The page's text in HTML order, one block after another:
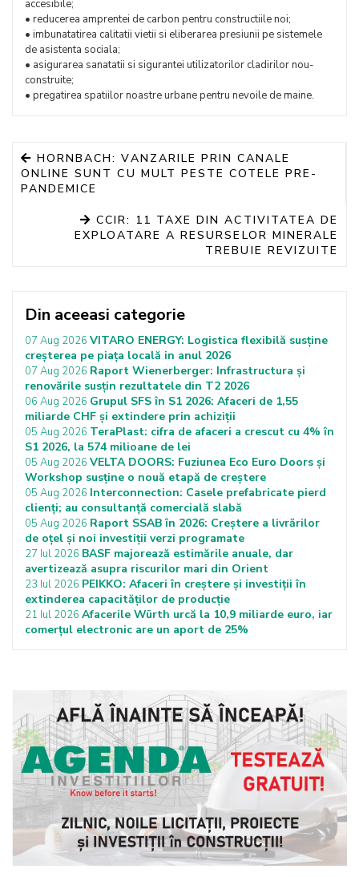
accesibile;
• reducerea amprentei de carbon pentru constructiile noi;
• imbunatatirea calitatii vietii si eliberarea presiunii pe sistemele
de asistenta sociala;
• asigurarea sanatatii si sigurantei utilizatorilor cladirilor nou-
construite;
• pregatirea spatiilor noastre urbane pentru nevoile de maine.
HORNBACH: VANZARILE PRIN CANALE
ONLINE SUNT CU MULT PESTE COTELE PRE-
PANDEMICE
CCIR: 11 TAXE DIN ACTIVITATEA DE
EXPLOATARE A RESURSELOR MINERALE
TREBUIE REVIZUITE
Din aceeasi categorie
07 Aug 2026 VITARO ENERGY: Logistica flexibilă susține
creșterea pe piața locală in anul 2026
07 Aug 2026 Raport Wienerberger: Infrastructura și
renovările susțin rezultatele din T2 2026
06 Aug 2026 Grupul SFS în S1 2026: Afaceri de 1,55
miliarde CHF și extindere prin achiziții
05 Aug 2026 TeraPlast: cifra de afaceri a crescut cu 4% în
S1 2026, la 574 milioane de lei
05 Aug 2026 VELTA DOORS: Fuziunea Eco Euro Doors și
Workshop susține o nouă etapă de creștere
05 Aug 2026 Interconnection: Casele prefabricate pierd
clienți; au consultanță comercială slabă
05 Aug 2026 Raport SSAB în 2026: Creștere a livrărilor
de oțel și noi investiții verzi programate
27 Iul 2026 BASF majorează estimările anuale, dar
avertizează asupra riscurilor mari din Orient
23 Iul 2026 PEIKKO: Afaceri în creștere și investiții în
extinderea capacităților de producție
21 Iul 2026 Afacerile Würth urcă la 10,9 miliarde euro, iar
comerțul electronic are un aport de 25%